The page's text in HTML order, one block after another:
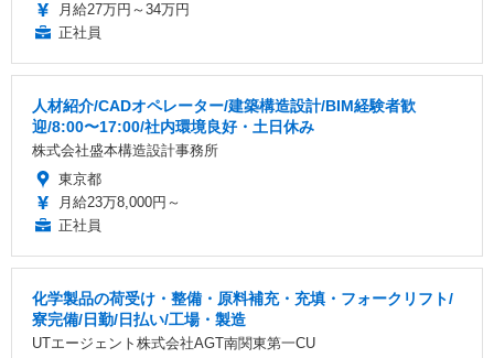
月給27万円～34万円
正社員
人材紹介/CADオペレーター/建築構造設計/BIM経験者歓
迎/8:00〜17:00/社内環境良好・土日休み
株式会社盛本構造設計事務所
東京都
月給23万8,000円～
正社員
化学製品の荷受け・整備・原料補充・充填・フォークリフト/
寮完備/日勤/日払い/工場・製造
UTエージェント株式会社AGT南関東第一CU